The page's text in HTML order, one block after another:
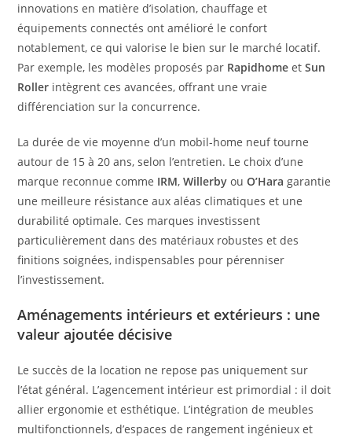
innovations en matière d’isolation, chauffage et
équipements connectés ont amélioré le confort
notablement, ce qui valorise le bien sur le marché locatif.
Par exemple, les modèles proposés par Rapidhome etSun
Roller intègrent ces avancées, offrant une vraie
différenciation sur la concurrence.
La durée de vie moyenne d’un mobil-home neuf tourne
autour de 15 à 20 ans, selon l’entretien. Le choix d’une
marque reconnue comme IRM,Willerby ouO’Hara garantie
une meilleure résistance aux aléas climatiques et une
durabilité optimale. Ces marques investissent
particulièrement dans des matériaux robustes et des
finitions soignées, indispensables pour pérenniser
l’investissement.
Aménagements intérieurs et extérieurs : une
valeur ajoutée décisive
Le succès de la location ne repose pas uniquement sur
l’état général. L’agencement intérieur est primordial : il doit
allier ergonomie et esthétique. L’intégration de meubles
multifonctionnels, d’espaces de rangement ingénieux et